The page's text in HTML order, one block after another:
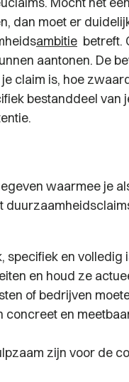
dan moet er
ambitie betreft.
aantonen. De
claim is, hoe
bestanddeel van
waarmee je
specifiek en volledig
en houd ze
of bedrijven
concreet en
zijn voor de